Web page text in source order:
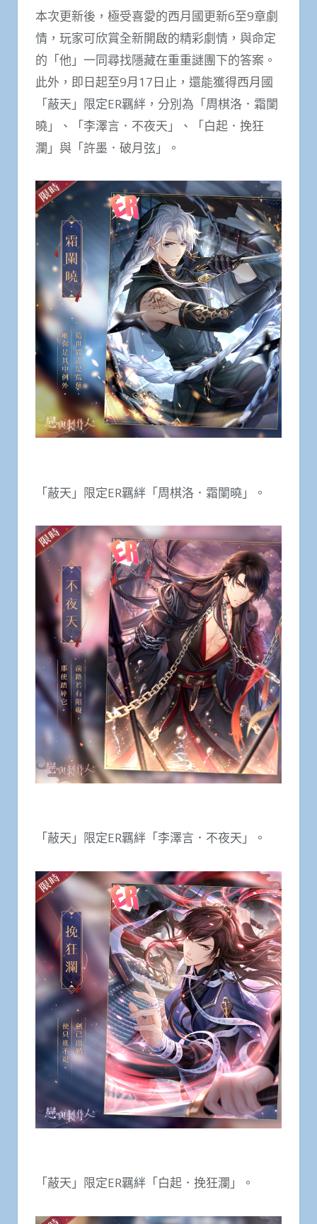
本次更新後，極受喜愛的西月國更新6至9章劇
情，玩家可欣賞全新開啟的精彩劇情，與命定
的「他」一同尋找隱藏在重重謎團下的答案。
此外，即日起至9月17日止，還能獲得西月國
「蔽天」限定ER羈絆，分別為「周棋洛．霜闌
曉」、「李澤言．不夜天」、「白起．挽狂
瀾」與「許墨．破月弦」。
「蔽天」限定ER羈絆「周棋洛．霜闌曉」。
「蔽天」限定ER羈絆「李澤言．不夜天」。
「蔽天」限定ER羈絆「白起．挽狂瀾」。